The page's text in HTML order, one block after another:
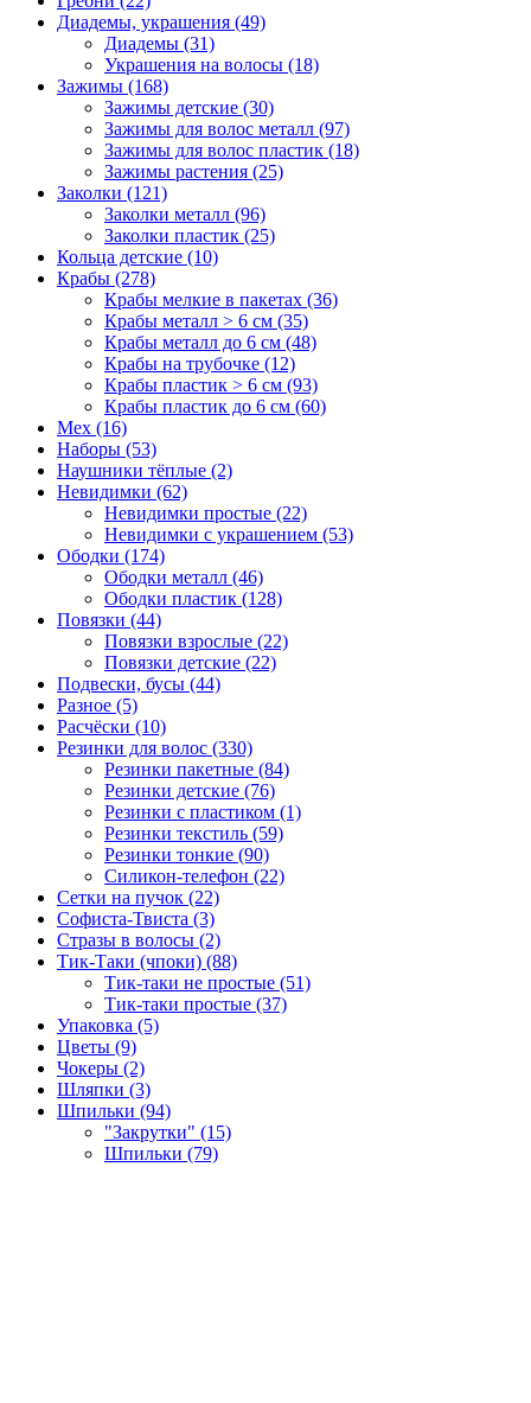
Диадемы, украшения (49)
Диадемы (31)
Украшения на волосы (18)
Зажимы (168)
Зажимы детские (30)
Зажимы для волос металл (97)
Зажимы для волос пластик (18)
Зажимы растения (25)
Заколки (121)
Заколки металл (96)
Заколки пластик (25)
Кольца детские (10)
Крабы (278)
Крабы мелкие в пакетах (36)
Крабы металл > 6 см (35)
Крабы металл до 6 см (48)
Крабы на трубочке (12)
Крабы пластик > 6 см (93)
Крабы пластик до 6 см (60)
Мех (16)
Наборы (53)
Наушники тёплые (2)
Невидимки (62)
Невидимки простые (22)
Невидимки с украшением (53)
Ободки (174)
Ободки металл (46)
Ободки пластик (128)
Повязки (44)
Повязки взрослые (22)
Повязки детские (22)
Подвески, бусы (44)
Разное (5)
Расчёски (10)
Резинки для волос (330)
Резинки пакетные (84)
Резинки детские (76)
Резинки с пластиком (1)
Резинки текстиль (59)
Резинки тонкие (90)
Силикон-телефон (22)
Сетки на пучок (22)
Софиста-Твиста (3)
Стразы в волосы (2)
Тик-Таки (чпоки) (88)
Тик-таки не простые (51)
Тик-таки простые (37)
Упаковка (5)
Цветы (9)
Чокеры (2)
Шляпки (3)
Шпильки (94)
"Закрутки" (15)
Шпильки (79)